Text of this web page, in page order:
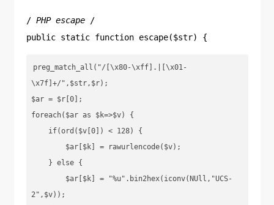
/PHP escape
/
public static function escape($str) {
preg_match_all("/[\x80-\xff].|[\x01-
\x7f]+/",$str,$r);
$ar = $r[0];
foreach($ar as $k=>$v) {
2",$v));